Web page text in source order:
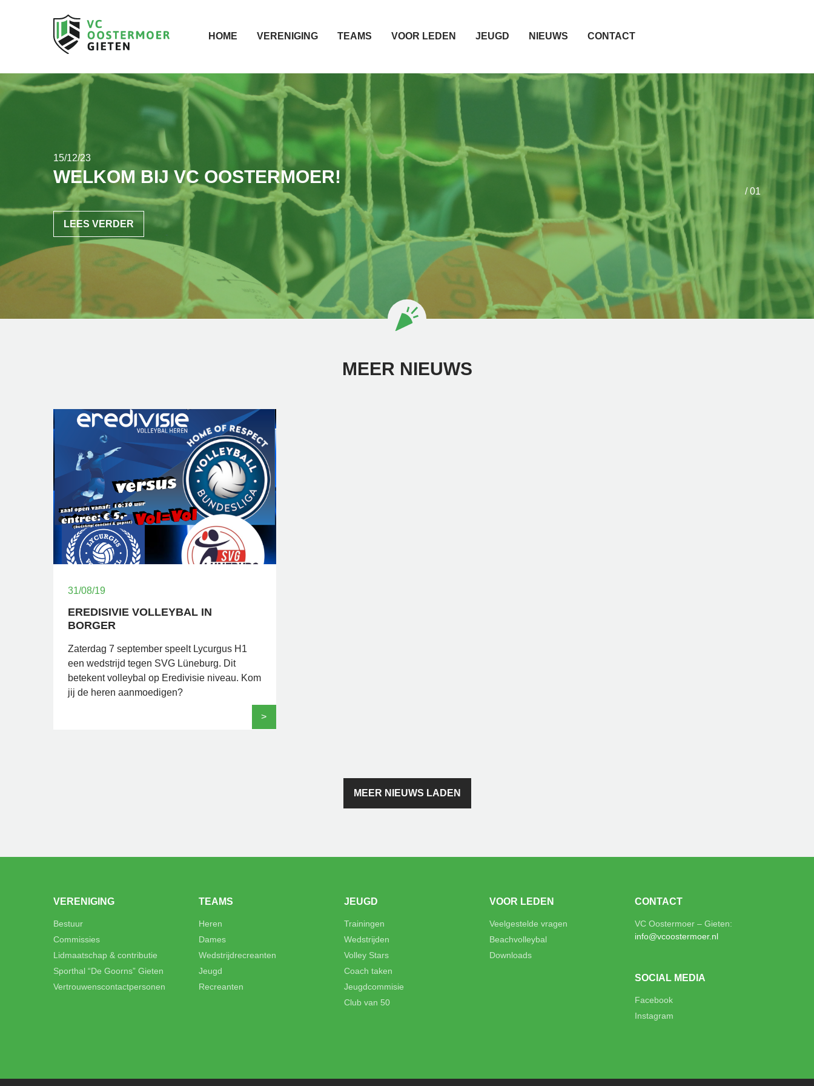
HOME VERENIGING TEAMS VOOR LEDEN JEUGD NIEUWS CONTACT
15/12/23
WELKOM BIJ VC OOSTERMOER!
LEES VERDER
/ 01
MEER NIEUWS
31/08/19
EREDISIVIE VOLLEYBAL IN
BORGER
Zaterdag 7 september speelt Lycurgus H1
een wedstrijd tegen SVG Lüneburg. Dit
betekent volleybal op Eredivisie niveau. Kom
jij de heren aanmoedigen?
>
MEER NIEUWS LADEN
VERENIGING
Bestuur
Commissies
Lidmaatschap & contributie
Sporthal “De Goorns” Gieten
Vertrouwenscontactpersonen
TEAMS
Heren
Dames
Wedstrijdrecreanten
Jeugd
Recreanten
JEUGD
Trainingen
Wedstrijden
Volley Stars
Coach taken
Jeugdcommisie
Club van 50
VOOR LEDEN
Veelgestelde vragen
Beachvolleybal
Downloads
CONTACT
VC Oostermoer – Gieten:
info@vcoostermoer.nl
SOCIAL MEDIA
Facebook
Instagram